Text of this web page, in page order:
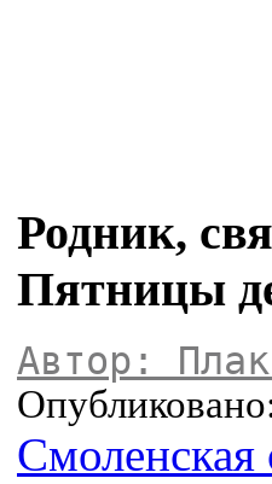
Родник,
Пятницы
Автор:
Смоленская